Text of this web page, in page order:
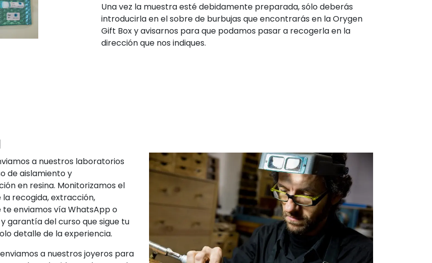
Una vez la muestra esté debidamente preparada, sólo deberás
introducirla en el sobre de burbujas que encontrarás en la Orygen
Gift Box y avisarnos para que podamos pasar a recogerla en la
dirección que nos indiques.
a nuestros laboratorios
de aislamiento y
en resina. Monitorizamos el
recogida, extracción,
enviamos vía WhatsApp o
garantía del curso que sigue tu
detalle de la experiencia.
a nuestros joyeros para